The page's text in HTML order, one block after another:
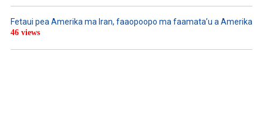
Fetaui pea Amerika ma Iran, faaopoopo ma faamata’u a Amerika
46 views